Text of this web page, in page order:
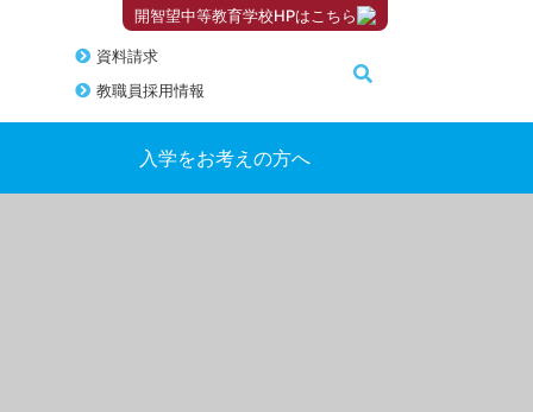
開智望中等教育学校HPはこちら
資料請求
教職員採用情報
入学をお考えの方へ